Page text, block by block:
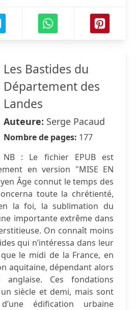
Les Bastides du
Département des
Landes
Auteure: Serge Pacaud
Nombre de pages: 177
NB : Le fichier EPUB est
en version "MISE EN
Âge connut le temps des
toute la chrétienté,
la foi, la sublimation du
importante extrême dans
On connaît moins
qui n’intéressa dans leur
le midi de la France, en
aquitaine, dépendant alors
Ces fondations
siècle et demi, mais sont
édification urbaine